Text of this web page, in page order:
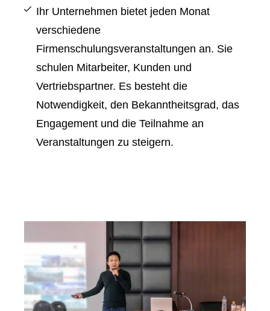
Ihr Unternehmen bietet jeden Monat
verschiedene
Firmenschulungsveranstaltungen an. Sie
schulen Mitarbeiter, Kunden und
Vertriebspartner. Es besteht die
Notwendigkeit, den Bekanntheitsgrad, das
Engagement und die Teilnahme an
Veranstaltungen zu steigern.